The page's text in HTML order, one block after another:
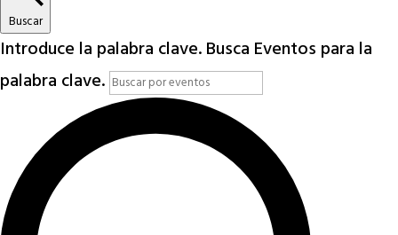
Buscar
Introduce la palabra clave. Busca Eventos para la
palabra clave.